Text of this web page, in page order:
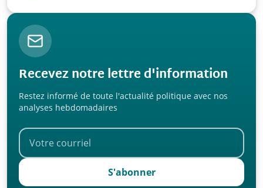
Recevez notre lettre d'information
Restez informé de toute l'actualité politique avec nos
analyses hebdomadaires
S'abonner